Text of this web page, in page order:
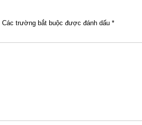
Các trường bắt buộc được đánh dấu *